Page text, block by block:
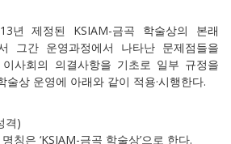
년 제정된 KSIAM-금곡 학술상의 본래
그간 운영과정에서 나타난 문제점들을
사회의 의결사항을 기초로 일부 규정을
상 운영에 아래와 같이 적용·시행한다.
격)
칭은 ‘KSIAM-금곡 학술상’으로 한다.